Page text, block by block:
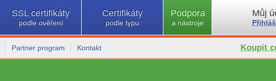
SSL certifikáty
podle ověření
Certifikáty
podle typu
Podpora
a nástroje
Můj
Partner program Kontakt Koupit